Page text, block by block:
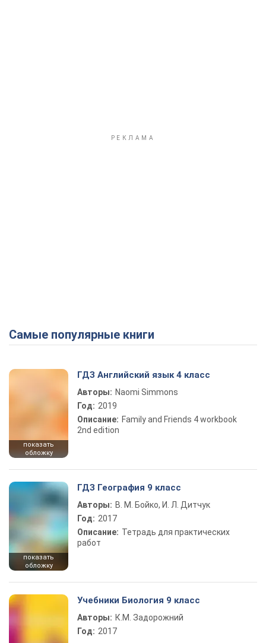
Самые популярные книги
показать
обложку
ГДЗ Английский язык 4 класс
Авторы: Naomi Simmons
Год: 2019
Описание: Family and Friends 4 workbook
2nd edition
показать
обложку
ГДЗ География 9 класс
Авторы: В. М. Бойко, И. Л. Дитчук
Год: 2017
Описание: Тетрадь для практических
работ
Учебники Биология 9 класс
Авторы: К.М. Задорожний
Год: 2017